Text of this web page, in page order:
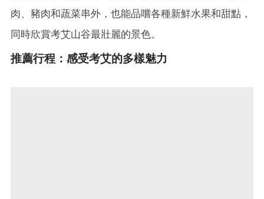
肉、豬肉和蔬菜串外，也能品嚐各種新鮮水果和甜點，
同時欣賞考艾山谷最壯麗的景色。
推薦行程：感受考艾的多樣魅力